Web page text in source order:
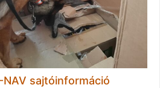
sajtóinformáció